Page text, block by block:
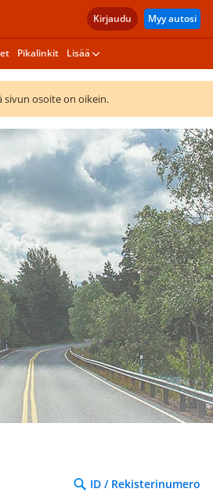
Kirjaudu Myy autosi
Pikalinkit Lisää
sivun osoite on oikein.
ID / Rekisterinumero